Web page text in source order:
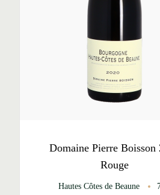
Domaine Pierre Boisson
Rouge
Hautes Côtes de Beaune